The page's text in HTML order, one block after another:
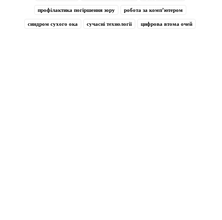
профілактика погіршення зору робота за комп’ютером
синдром сухого ока сучасні технології цифрова втома очей